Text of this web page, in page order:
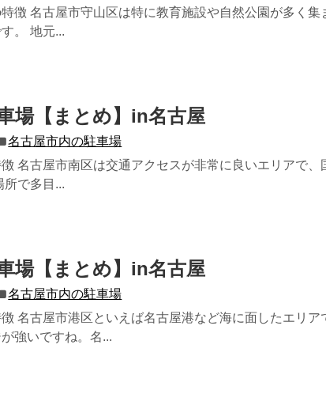
徴 名古屋市守山区は特に教育施設や自然公園が多く
。 地元...
場【まとめ】in名古屋
名古屋市内の駐車場
名古屋市南区は交通アクセスが非常に良いエリアで
所で多目...
場【まとめ】in名古屋
名古屋市内の駐車場
名古屋市港区といえば名古屋港など海に面したエリ
強いですね。名...